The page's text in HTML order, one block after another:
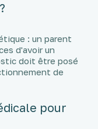
: un parent
d'avoir un
doit être posé
de
pour